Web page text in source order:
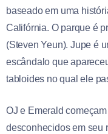
baseado em uma
Califórnia. O parque é
(Steven Yeun). Jupe é
escândalo que
tabloides no qual ele
OJ e Emerald
desconhecidos em seu